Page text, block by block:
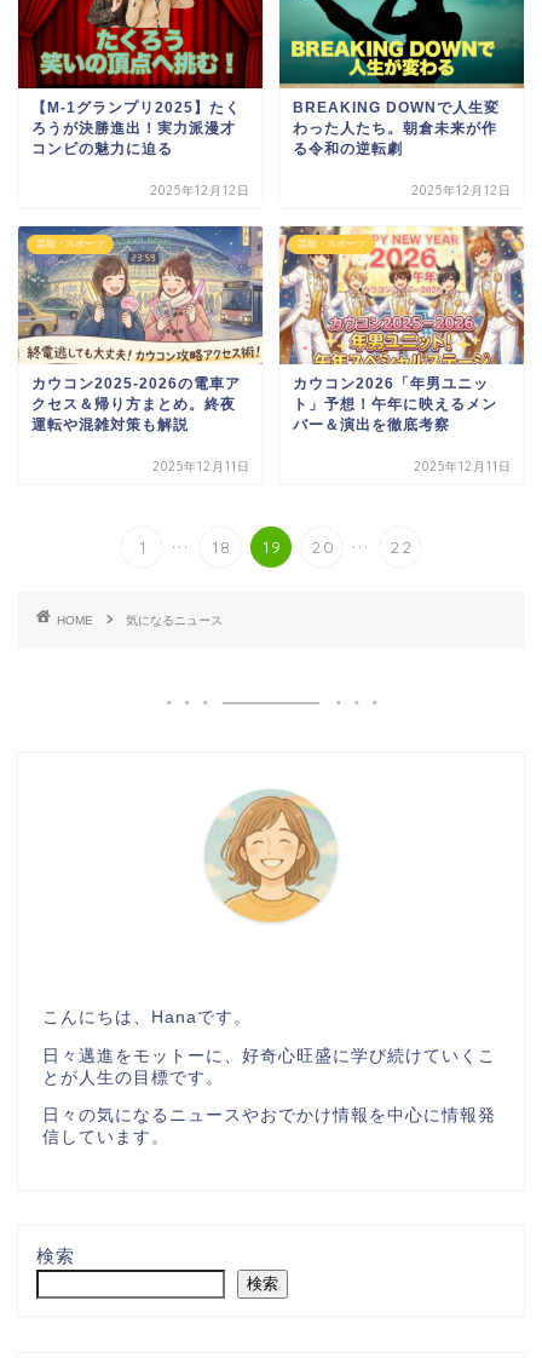
【M-1グランプリ2025】たく
ろうが決勝進出！実力派漫才
コンビの魅力に迫る
2025年12月12日
BREAKING DOWNで人生変
わった人たち。朝倉未来が作
る令和の逆転劇
2025年12月12日
芸能・スポーツ
カウコン2025-2026の電車ア
クセス＆帰り方まとめ。終夜
運転や混雑対策も解説
2025年12月11日
芸能・スポーツ
カウコン2026「年男ユニッ
ト」予想！午年に映えるメン
バー＆演出を徹底考察
2025年12月11日
1 ... 18 19 20 ... 22
HOME 気になるニュース
こんにちは、Hanaです。
日々邁進をモットーに、好奇心旺盛に学び続けていくこ
とが人生の目標です。
日々の気になるニュースやおでかけ情報を中心に情報発
信しています。
検索
検索